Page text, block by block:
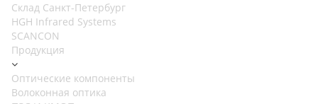
Cклад Санкт-Петербург
HGH Infrared Systems
SCANCON
Продукция
Оптические компоненты
Волоконная оптика